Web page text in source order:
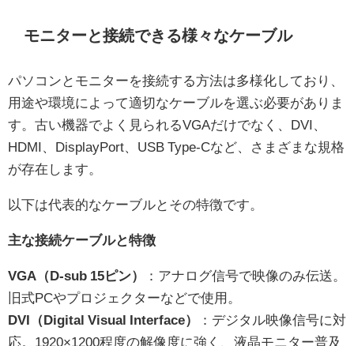
モニターと接続できる様々なケーブル
パソコンとモニターを接続する方法は多様化しており、
用途や環境によって適切なケーブルを選ぶ必要がありま
す。古い機器でよく見られるVGAだけでなく、DVI、
HDMI、DisplayPort、USB Type-Cなど、さまざまな規格
が存在します。
以下は代表的なケーブルとその特徴です。
主な接続ケーブルと特徴
VGA（D-sub 15ピン）
：アナログ信号で映像のみ伝送。
旧式PCやプロジェクターなどで使用。
DVI（Digital Visual Interface）
：デジタル映像信号に対
応。1920×1200程度の解像度に強く、液晶モニター普及